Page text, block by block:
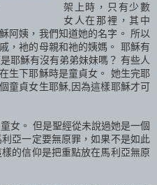
架上時，只有少數
女人在那裡，其中
阿姨，我們知道她的名字。 所以
，衪的母親和祂的姨媽。 耶穌有
耶穌有沒有弟弟妹妹嗎？ 有些人
生下耶穌時是童貞女。 她生完耶
童貞女生耶穌, 因為這樣耶穌才可
女。 但是聖經從未說過她是一個
亞一定要無原罪，如果不是如此
的信仰是把重點放在馬利亞無原